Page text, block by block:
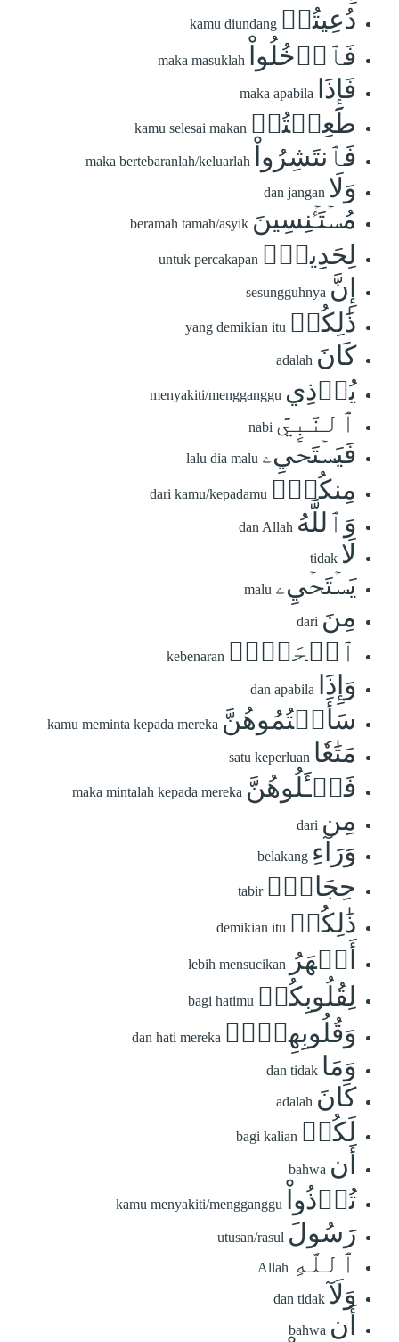
دُعِيتُمۡ kamu diundang
فَٱدۡخُلُواْ maka masuklah
فَإِذَا maka apabila
طَعِمۡتُمۡ kamu selesai makan
فَٱنتَشِرُواْ maka bertebaranlah/keluarlah
وَلَا dan jangan
مُسۡتَـٔۡنِسِينَ beramah tamah/asyik
لِحَدِيثٍۚ untuk percakapan
إِنَّ sesungguhnya
ذَٰلِكُمۡ yang demikian itu
كَانَ adalah
يُؤۡذِي menyakiti/mengganggu
ٱلنَّبِيَّ nabi
فَيَسۡتَحۡيِۦ lalu dia malu
مِنكُمۡۖ dari kamu/kepadamu
وَٱللَّهُ dan Allah
لَا tidak
يَسۡتَحۡيِۦ malu
مِنَ dari
ٱلۡحَقِّۚ kebenaran
وَإِذَا dan apabila
سَأَلۡتُمُوهُنَّ kamu meminta kepada mereka
مَتَٰعٗا satu keperluan
فَسۡـَٔلُوهُنَّ maka mintalah kepada mereka
مِن dari
وَرَآءِ belakang
حِجَابٖۚ tabir
ذَٰلِكُمۡ demikian itu
أَطۡهَرُ lebih mensucikan
لِقُلُوبِكُمۡ bagi hatimu
وَقُلُوبِهِنَّۚ dan hati mereka
وَمَا dan tidak
كَانَ adalah
لَكُمۡ bagi kalian
أَن bahwa
تُؤۡذُواْ kamu menyakiti/mengganggu
رَسُولَ utusan/rasul
ٱللَّهِ Allah
وَلَآ dan tidak
أَن bahwa